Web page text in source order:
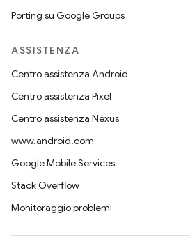
Porting su Google Groups
ASSISTENZA
Centro assistenza Android
Centro assistenza Pixel
Centro assistenza Nexus
www.android.com
Google Mobile Services
Stack Overflow
Monitoraggio problemi